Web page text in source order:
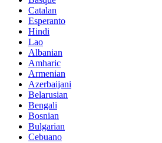
Catalan
Esperanto
Hindi
Lao
Albanian
Amharic
Armenian
Azerbaijani
Belarusian
Bengali
Bosnian
Bulgarian
Cebuano